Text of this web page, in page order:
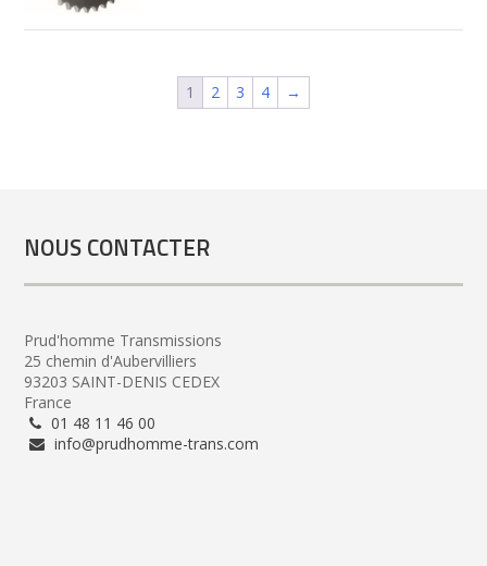
1 2 3 4 →
NOUS CONTACTER
Prud'homme Transmissions
25 chemin d'Aubervilliers
93203 SAINT-DENIS CEDEX
France
01 48 11 46 00
info@prudhomme-trans.com